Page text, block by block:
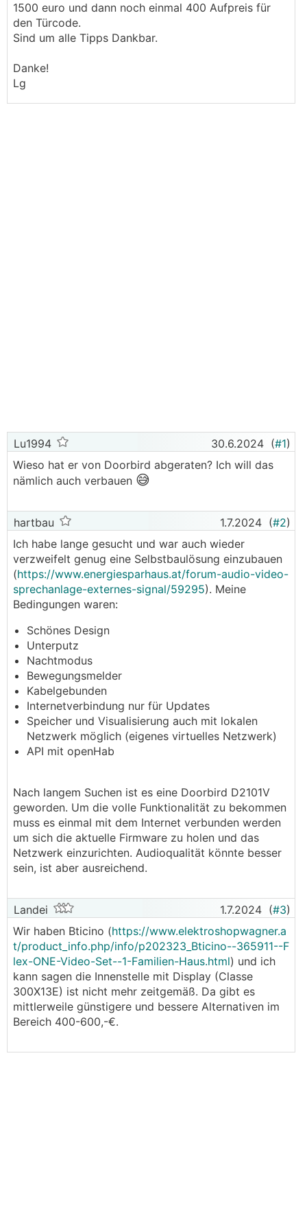
1500 euro und dann noch einmal 400 Aufpreis für
den Türcode.
Sind um alle Tipps Dankbar.
Danke!
Lg
Lu1994 30.6.2024 (#1)
Wieso hat er von Doorbird abgeraten? Ich will das
nämlich auch verbauen 😅
hartbau 1.7.2024 (#2)
Ich habe lange gesucht und war auch wieder
verzweifelt genug eine Selbstbaulösung einzubauen
(https://www.energiesparhaus.at/forum-audio-video-
sprechanlage-externes-signal/59295). Meine
Bedingungen waren:
Schönes Design
Unterputz
Nachtmodus
Bewegungsmelder
Kabelgebunden
Internetverbindung nur für Updates
Speicher und Visualisierung auch mit lokalen
Netzwerk möglich (eigenes virtuelles Netzwerk)
API mit openHab
Nach langem Suchen ist es eine Doorbird D2101V
geworden. Um die volle Funktionalität zu bekommen
muss es einmal mit dem Internet verbunden werden
um sich die aktuelle Firmware zu holen und das
Netzwerk einzurichten. Audioqualität könnte besser
sein, ist aber ausreichend.
Landei 1.7.2024 (#3)
Wir haben Bticino (https://www.elektroshopwagner.a
t/product_info.php/info/p202323_Bticino--365911--F
lex-ONE-Video-Set--1-Familien-Haus.html) und ich
kann sagen die Innenstelle mit Display (Classe
300X13E) ist nicht mehr zeitgemäß. Da gibt es
mittlerweile günstigere und bessere Alternativen im
Bereich 400-600,-€.